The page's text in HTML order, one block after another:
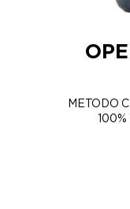
METODO
100%